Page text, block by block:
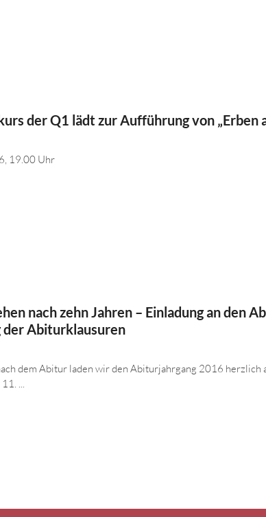
der Q1 lädt zur Aufführung von „Erben
19.00 Uhr
nach zehn Jahren – Einladung an den
der Abiturklausuren
dem Abitur laden wir den Abiturjahrgang 2016 herzlich
...